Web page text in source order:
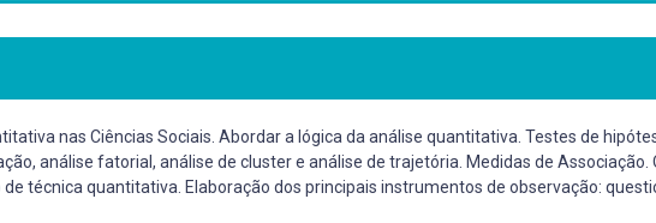
nas Ciências Sociais. Abordar a lógica da análise quantitativa. Testes de
análise fatorial, análise de cluster e análise de trajetória. Medidas de
técnica quantitativa. Elaboração dos principais instrumentos de observação: